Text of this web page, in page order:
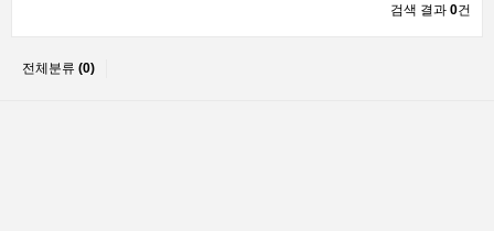
검색 결과 0건
전체분류 (0)